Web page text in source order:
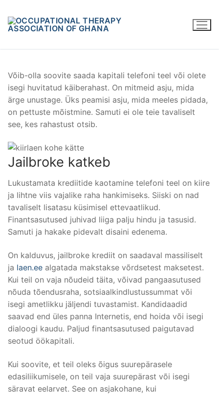
content
Võib-olla soovite saada kapitali telefoni teel või olete
isegi huvitatud käiberahast. On mitmeid asju, mida
ärge unustage. Üks peamisi asju, mida meeles pidada,
on pettuste mõistmine. Samuti ei ole teie tavaliselt
see, kes rahastust otsib.
Jailbroke katkeb
Lukustamata krediitide kaotamine telefoni teel on kiire
ja lihtne viis vajalike raha hankimiseks. Siiski on nad
tavaliselt lisatasu küsimisel ettevaatlikud.
Finantsasutused juhivad liiga palju hindu ja tasusid.
Samuti ja hakake pidevalt disaini edenema.
On kalduvus, jailbroke krediit on saadaval massiliselt
ja laen.ee algatada makstakse võrdsetest maksetest.
Kui teil on vaja nõudeid täita, võivad pangaasutused
nõuda tõendusraha, sotsiaalkindlustussummat või
isegi ametlikku jäljendi tuvastamist. Kandidaadid
saavad end üles panna Internetis, end hoida või isegi
dialoogi kaudu. Paljud finantsasutused paigutavad
seotud öökapitali.
Kui soovite, et teil oleks õigus suurepärasele
edasiliikumisele, on teil vaja suurepärast või isegi
säravat eelarvet. See on asjakohane, kui